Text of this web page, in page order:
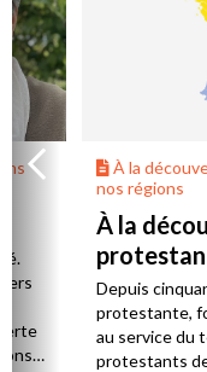
À la
nos régions
À la
régions
Depuis
protestante,
au service du
protestants